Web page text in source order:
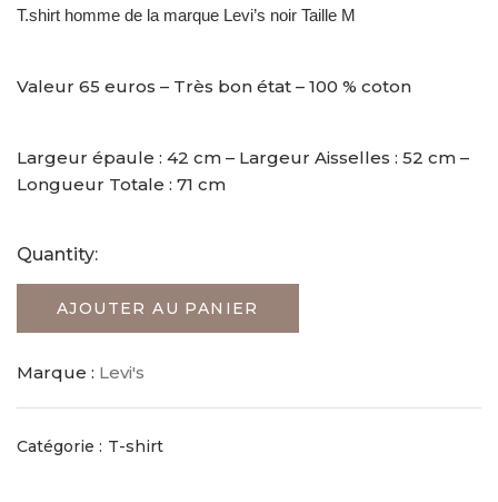
T.shirt homme de la marque Levi’s noir Taille M
Valeur 65 euros – Très bon état – 100 % coton
Largeur épaule : 42 cm – Largeur Aisselles : 52 cm –
Longueur Totale : 71 cm
Quantity:
AJOUTER AU PANIER
Marque : Levi's
Catégorie : T-shirt